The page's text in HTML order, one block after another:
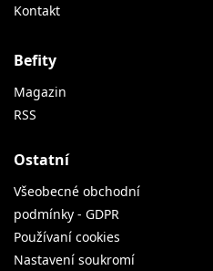
Kontakt
Befity
Magazin
RSS
Ostatní
Všeobecné obchodní
podmínky - GDPR
Používaní cookies
Nastavení soukromí